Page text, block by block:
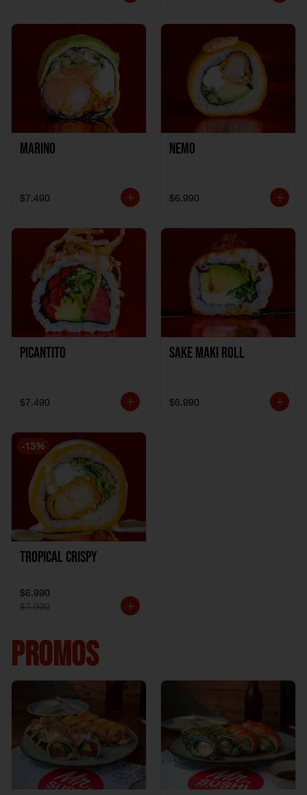
Marino
$7.490
Nemo
$6.990
Picantito
$7.490
Sake Maki Roll
$6.990
-13%
Tropical crispy
$6.990
$7.990
PROMOS